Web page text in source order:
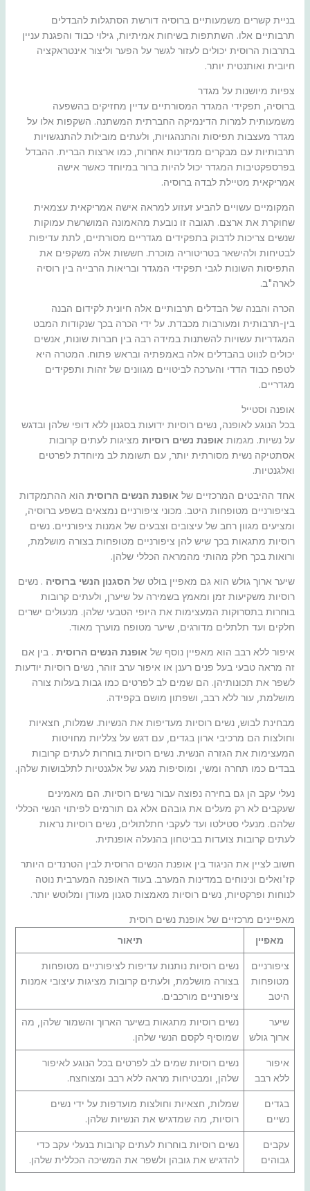
בניית קשרים משמעותיים ברוסיה דורשת הסתגלות להבדלים
תרבותיים אלו. השתתפות בשיחות אמיתיות, גילוי כבוד והפגנת עניין
בתרבות הרוסית יכולים לעזור לגשר על הפער וליצור אינטראקציה
חיובית ואותנטית יותר.
צפיות מיושנות על מגדר
ברוסיה, תפקידי המגדר המסורתיים עדיין מחזיקים בהשפעה
משמעותית למרות הדינמיקה החברתית המשתנה. השקפות אלו על
מגדר מעצבות תפיסות והתנהגויות, ולעתים מובילות להתנגשויות
תרבותיות עם מבקרים ממדינות אחרות, כמו ארצות הברית. ההבדל
בפרספקטיבות המגדר יכול להיות ברור במיוחד כאשר אישה
אמריקאית מטיילת לבדה ברוסיה.
המקומיים עשויים להביע זעזוע למראה אישה אמריקאית עצמאית
שחוקרת את ארצם. תגובה זו נובעת מהאמונה המושרשת עמוקות
שנשים צריכות לדבוק בתפקידים מגדריים מסורתיים, לתת עדיפות
לבטיחות ולהישאר בטריטוריה מוכרת. חששות אלה משקפים את
התפיסות השונות לגבי תפקידי המגדר ובריאות הרבייה בין רוסיה
לארה"ב.
הכרה והבנה של הבדלים תרבותיים אלה חיונית לקידום הבנה
בין-תרבותית ומעורבות מכבדת. על ידי הכרה בכך שנקודות המבט
המגדריות עשויות להשתנות במידה רבה בין חברות שונות, אנשים
יכולים לנווט בהבדלים אלה באמפתיה ובראש פתוח. המטרה היא
לטפח כבוד הדדי והערכה לביטויים מגוונים של זהות ותפקידים
מגדריים.
אופנה וסטייל
בכל הנוגע לאופנה, נשים רוסיות ידועות בסגנון ללא דופי שלהן ובדגש
על נשיות. מגמות אופנת נשים רוסיותמציגות לעתים קרובות
אסתטיקה נשית מסורתית יותר, עם תשומת לב מיוחדת לפרטים
ואלגנטיות.
אחד ההיבטים המרכזיים של אופנת הנשים הרוסיתהוא ההתמקדות
בציפורניים מטופחות היטב. מכוני ציפורניים נמצאים בשפע ברוסיה,
ומציעים מגוון רחב של עיצובים וצבעים של אמנות ציפורניים. נשים
רוסיות מתגאות בכך שיש להן ציפורניים מטופחות בצורה מושלמת,
ורואות בכך חלק מהותי מהמראה הכללי שלהן.
שיער ארוך גולש הוא גם מאפיין בולט של הסגנון הנשי ברוסיה . נשים
רוסיות משקיעות זמן ומאמץ בשמירה על שיערן, ולעתים קרובות
בוחרות בתסרוקות המעצימות את היופי הטבעי שלהן. מנעולים ישרים
חלקים ועד תלתלים מדורגים, שיער מטופח מוערך מאוד.
איפור ללא רבב הוא מאפיין נוסף של אופנת הנשים הרוסית. בין אם
זה מראה טבעי בעל פנים רענן או איפור ערב זוהר, נשים רוסיות יודעות
לשפר את תכונותיהן. הם שמים לב לפרטים כמו גבות בעלות צורה
מושלמת, עור ללא רבב, ושפתון מושם בקפידה.
מבחינת לבוש, נשים רוסיות מעדיפות את הנשיות. שמלות, חצאיות
וחולצות הם מרכיבי ארון בגדים, עם דגש על צלליות מחויטות
המעצימות את הגזרה הנשית. נשים רוסיות בוחרות לעתים קרובות
בבדים כמו תחרה ומשי, ומוסיפות מגע של אלגנטיות לתלבושות שלהן.
נעלי עקב הן גם בחירה נפוצה עבור נשים רוסיות. הם מאמינים
שעקבים לא רק מעלים את גובהם אלא גם תורמים לפיתוי הנשי הכללי
שלהם. מנעלי סטילטו ועד לעקבי חתלתולים, נשים רוסיות נראות
לעתים קרובות צועדות בביטחון בהנעלה אופנתית.
חשוב לציין את הניגוד בין אופנת הנשים הרוסית לבין הטרנדים היותר
קז'ואלים ונינוחים במדינות המערב. בעוד האופנה המערבית נוטה
לנוחות ופרקטיות, נשים רוסיות מאמצות סגנון מעודן ומלוטש יותר.
מאפיינים מרכזיים של אופנת נשים רוסית
מאפיין
תיאור
ציפורניים
מטופחות
היטב
נשים רוסיות נותנות עדיפות לציפורניים מטופחות
בצורה מושלמת, ולעתים קרובות מציגות עיצובי אמנות
ציפורניים מורכבים.
שיער
ארוך גולש
נשים רוסיות מתגאות בשיער הארוך והשמור שלהן, מה
שמוסיף לקסם הנשי שלהן.
איפור
ללא רבב
נשים רוסיות שמים לב לפרטים בכל הנוגע לאיפור
שלהן, ומבטיחות מראה ללא רבב ומצוחצח.
בגדים
נשיים
שמלות, חצאיות וחולצות מועדפות על ידי נשים
רוסיות, מה שמדגיש את הנשיות שלהן.
עקבים
גבוהים
נשים רוסיות בוחרות לעתים קרובות בנעלי עקב כדי
להדגיש את גובהן ולשפר את המשיכה הכללית שלהן.